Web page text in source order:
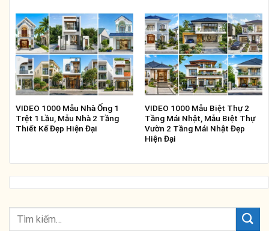
VIDEO 1000 Mẫu Nhà Ống 1
Trệt 1 Lầu, Mẫu Nhà 2 Tầng
Thiết Kế Đẹp Hiện Đại
VIDEO 1000 Mẫu Biệt Thự 2
Tầng Mái Nhật, Mẫu Biệt Thự
Vườn 2 Tầng Mái Nhật Đẹp
Hiện Đại